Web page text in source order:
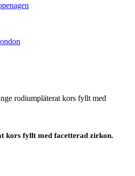
rodiumpläterat kors fyllt med
kors fyllt med facetterad zirkon.